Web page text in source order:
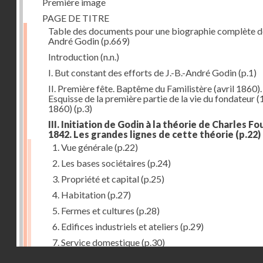
PAGE DE TITRE
Table des documents pour une biographie complète
André Godin(p.669)
Introduction(n.n.)
I. But constant des efforts de J.-B.-André Godin(p.1)
II. Première fête. Baptême du Familistère (avril 1860).
Esquisse de la première partie de la vie du fondateur
1860) (p.3)
III. Initiation de Godin à la théorie de Charles
1842. Les grandes lignes de cette théorie (p.22)
1. Vue générale(p.22)
2. Les bases sociétaires (p.24)
3. Propriété et capital(p.25)
4. Habitation(p.27)
5. Fermes et cultures (p.28)
6. Edifices industriels et ateliers (p.29)
7. Service domestique(p.30)